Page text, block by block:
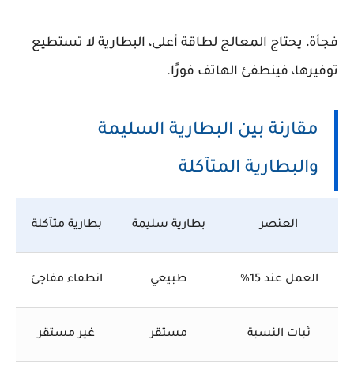
فجأة، يحتاج المعالج لطاقة أعلى، البطارية لا تستطيع
توفيرها، فينطفئ الهاتف فورًا.
مقارنة بين البطارية السليمة
والبطارية المتآكلة
العنصر بطارية سليمة بطارية متآكلة
العمل عند 15% طبيعي انطفاء مفاجئ
ثبات النسبة مستقر غير مستقر